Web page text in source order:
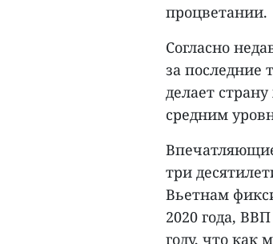
процветании.
Согласно
за последние
делает
средним
три
Вьетнам
2020 года,
году, что